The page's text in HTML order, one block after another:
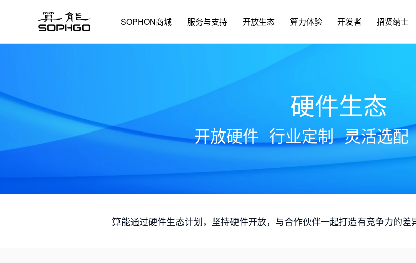
SOPHON商城 服务与支持 开放生态 算力体验 开发者 招贤纳士
硬件生态
开放硬件 行业定制 灵活选配
算能通过硬件生态计划，坚持硬件开放，与合作伙伴一起打造有竞争力的差